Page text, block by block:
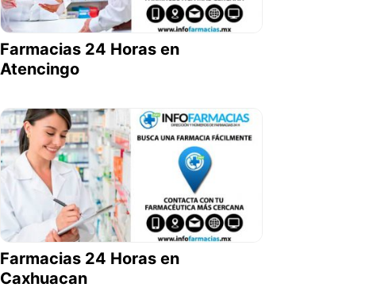
Farmacias 24 Horas en
Atencingo
Farmacias 24 Horas en
Caxhuacan